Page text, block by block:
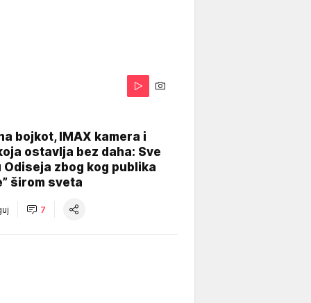
bojkot, IMAX kamera i
ostavlja bez daha: Sve
Odiseja zbog kog publika
širom sveta
7